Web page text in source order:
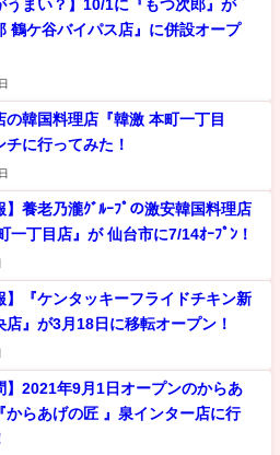
うまい？】10/1に『もつ次郎』が
鶴ケ谷バイパス店』に併設オープ
の韓国料理店『韓激 本町一丁目
チに行ってみた！
】養老乃瀧ｸﾞﾙｰﾌﾟの激安韓国料理店
一丁目店』が 仙台市に7/14ｵｰﾌﾟﾝ！
】『ケンタッキーフライドチキン新
店』が3月18日に移転オープン！
】2021年9月1日オープンのからあ
からあげの匠 』泉インター店に行